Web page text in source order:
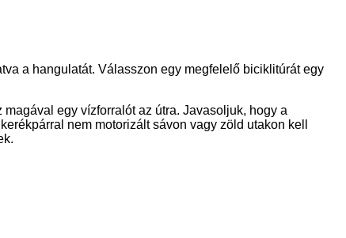
a hangulatát. Válasszon egy megfelelő biciklitúrát egy
egy vízforralót az útra. Javasoljuk, hogy a
nem motorizált sávon vagy zöld utakon kell